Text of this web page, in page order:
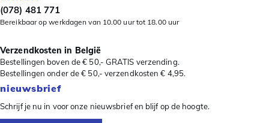
(078) 481 771
Bereikbaar op werkdagen van 10.00 uur tot 18.00 uur
Verzendkosten in België
Bestellingen boven de € 50,- GRATIS verzending.
Bestellingen onder de € 50,- verzendkosten € 4,95.
nieuwsbrief
Schrijf je nu in voor onze nieuwsbrief en blijf op de hoogte.